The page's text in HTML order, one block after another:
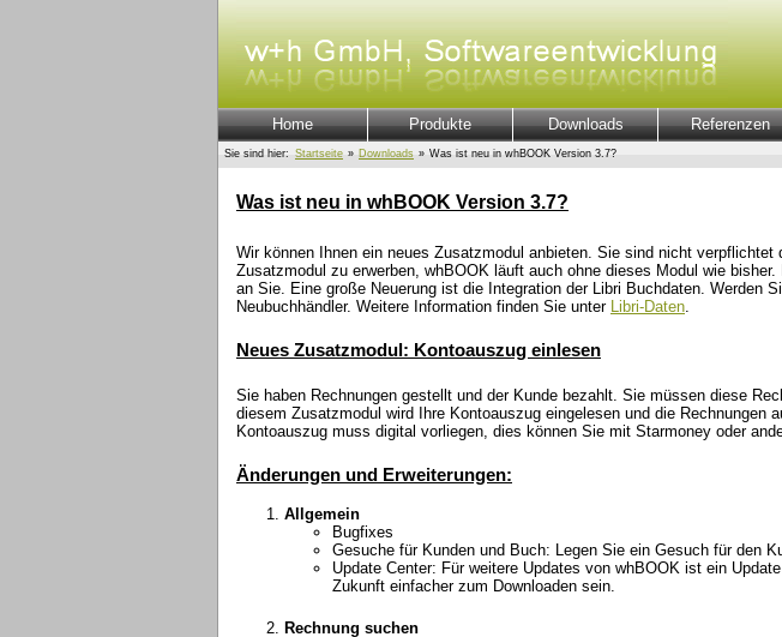
Home Produkte Downloads Referenzen
Sie sind hier: Startseite » Downloads » Was ist neu in whBOOK Version 3.7?
Was ist neu in whBOOK Version 3.7?
Wir können Ihnen ein neues Zusatzmodul anbieten. Sie sind nicht verpflichtet
Zusatzmodul zu erwerben, whBOOK läuft auch ohne dieses Modul wie
an Sie. Eine große Neuerung ist die Integration der Libri Buchdaten. Werden
Neubuchhändler. Weitere Information finden Sie unter Libri-Daten.
Neues Zusatzmodul: Kontoauszug einlesen
Sie haben Rechnungen gestellt und der Kunde bezahlt. Sie müssen diese
diesem Zusatzmodul wird Ihre Kontoauszug eingelesen und die Rechnungen
Kontoauszug muss digital vorliegen, dies können Sie mit Starmoney oder
Änderungen und Erweiterungen:
Allgemein
Bugfixes
Gesuche für Kunden und Buch: Legen Sie ein Gesuch für den
Update Center: Für weitere Updates von whBOOK ist ein
Zukunft einfacher zum Downloaden sein.
Rechnung suchen